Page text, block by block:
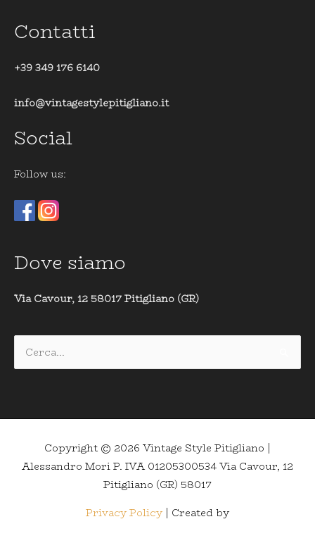
Contatti
+39 349 176 6140
info@vintagestylepitigliano.it
Social
Follow us:
Dove siamo
Via Cavour, 12 58017 Pitigliano (GR)
Cerca:
Copyright © 2026 Vintage Style Pitigliano |
Alessandro Mori P. IVA 01205300534 Via Cavour, 12
Pitigliano (GR) 58017
Privacy Policy | Created by